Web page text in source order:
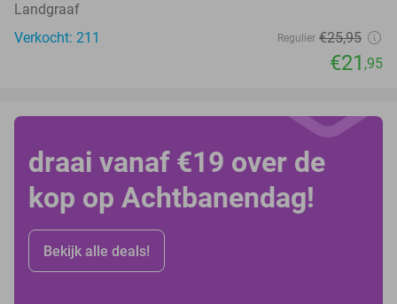
Landgraaf
Verkocht: 211
Regulier €25,95
€21 ,95
draai vanaf €19 over de
kop op Achtbanendag!
Bekijk alle deals!